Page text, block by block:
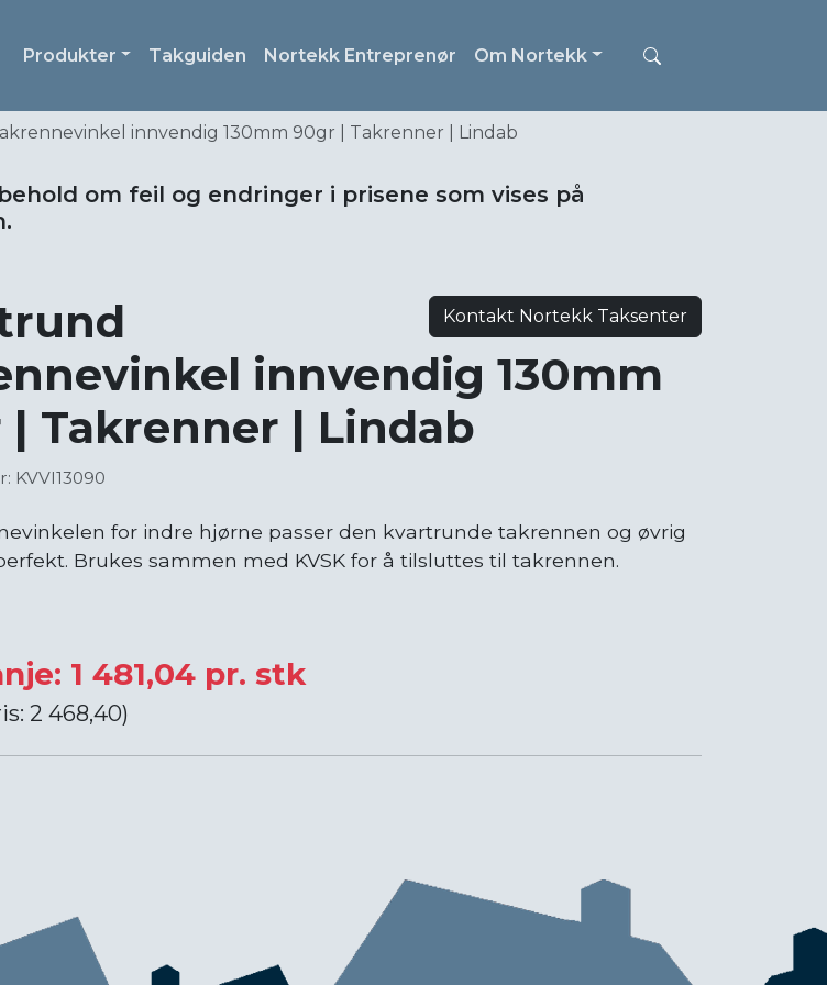
Produkter Takguiden Nortekk Entreprenør Om Nortekk
innvendig 130mm 90gr | Takrenner | Lindab
om feil og endringer i prisene som vises på
Kontakt Nortekk Taksenter
innvendig 130mm
Takrenner | Lindab
KVVI13090
for indre hjørne passer den kvartrunde takrennen og øvrig
Brukes sammen med KVSK for å tilsluttes til takrennen.
1 481,04 pr. stk
2 468,40)